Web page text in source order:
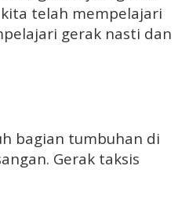
telah mempelajari
gerak nasti dan
bagian tumbuhan di
Gerak taksis